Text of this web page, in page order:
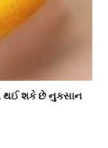
થઈ શકે છે નુકસાન